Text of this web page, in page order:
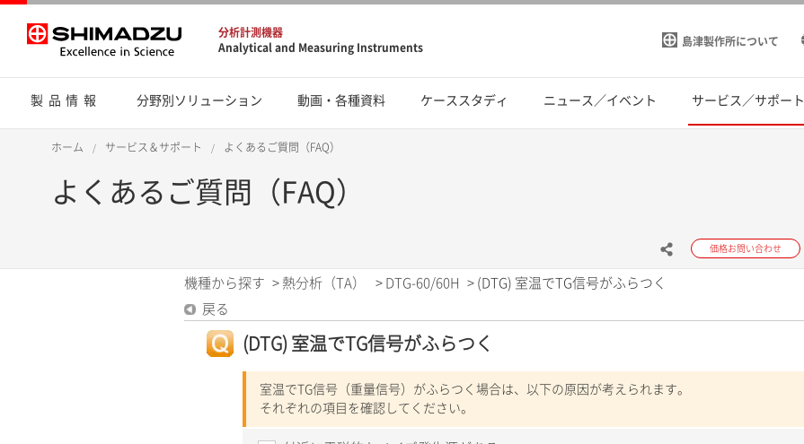
分析計測機器
Analytical and Measuring Instruments
島津製作所について
製品情報 分野別ソリューション 動画・各種資料 ケーススタディ ニュース／イベント サービス／サポート
ホーム サービス＆サポート よくあるご質問（FAQ）
よくあるご質問（FAQ）
価格お問い合わせ
機種から探す > 熱分析（TA） > DTG-60/60H > (DTG) 室温でTG信号がふらつく
戻る
(DTG) 室温でTG信号がふらつく
室温でTG信号（重量信号）がふらつく場合は、以下の原因が考えられます。
それぞれの項目を確認してください。